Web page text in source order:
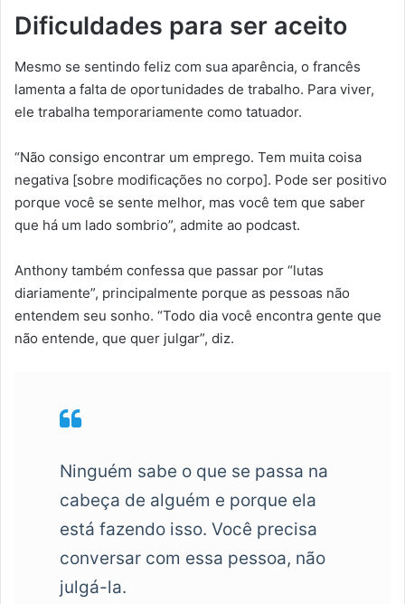
Dificuldades para ser aceito
Mesmo se sentindo feliz com sua aparência, o francês
lamenta a falta de oportunidades de trabalho. Para viver,
ele trabalha temporariamente como tatuador.
“Não consigo encontrar um emprego. Tem muita coisa
negativa [sobre modificações no corpo]. Pode ser positivo
porque você se sente melhor, mas você tem que saber
que há um lado sombrio”, admite ao podcast.
Anthony também confessa que passar por “lutas
diariamente”, principalmente porque as pessoas não
entendem seu sonho. “Todo dia você encontra gente que
não entende, que quer julgar”, diz.
Ninguém sabe o que se passa na
cabeça de alguém e porque ela
está fazendo isso. Você precisa
conversar com essa pessoa, não
julgá-la.